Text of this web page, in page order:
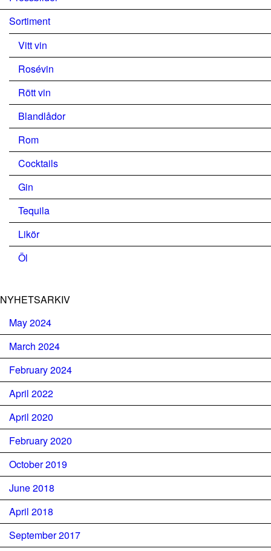
Sortiment
Vitt vin
Rosévin
Rött vin
Blandlådor
Rom
Cocktails
Gin
Tequila
Likör
Öl
NYHETSARKIV
May 2024
March 2024
February 2024
April 2022
April 2020
February 2020
October 2019
June 2018
April 2018
September 2017